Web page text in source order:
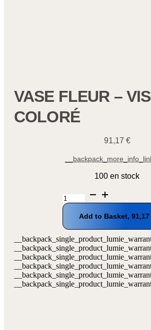
VASE FLEUR –
COLORÉ
91,17 €
100 en stock
de
Vase
-
Visage
coloré
Add to Basket, 91,17